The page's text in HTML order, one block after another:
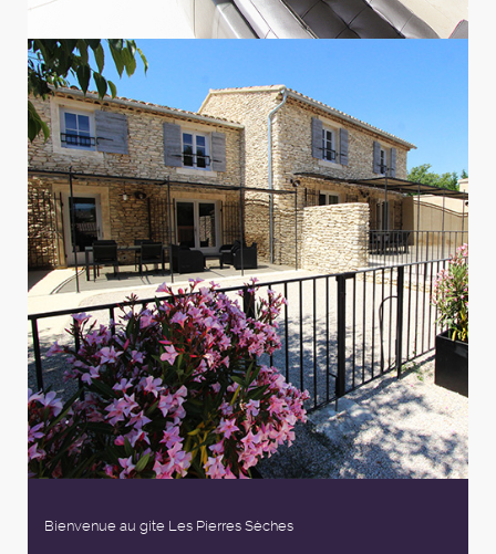
Bienvenue au gite Les Pierres Sèches